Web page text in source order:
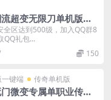
超变无限刀单机版单
台
全区达到500级，加入QQ群8
QQ礼包...
150
键端 传奇单机版
微变专属单职业传奇